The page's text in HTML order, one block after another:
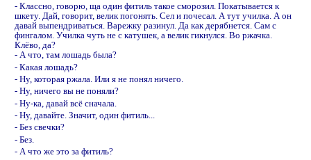
- Классно, говорю, ща один фитиль такое сморозил. Покатывается к
шкету. Дай, говорит, велик погонять. Сел и почесал. А тут училка. А он
давай выпендриваться. Варежку разинул. Да как дерябнется. Сам с
фингалом. Училка чуть не с катушек, а велик гикнулся. Во ржачка.
Клёво, да?
- А что, там лошадь была?
- Какая лошадь?
- Hу, которая ржала. Или я не понял ничего.
- Hу, ничего вы не поняли?
- Hу-ка, давай всё сначала.
- Hу, давайте. Значит, один фитиль...
- Без свечки?
- Без.
- А что же это за фитиль?